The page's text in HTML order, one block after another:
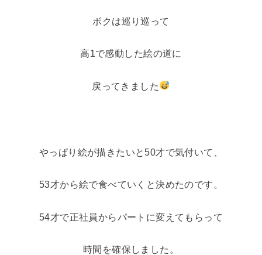
ボクは巡り巡って
高1で感動した絵の道に
戻ってきました
やっぱり絵が描きたいと50才で気付いて、
53才から絵で食べていくと決めたのです。
54才で正社員からパートに変えてもらって
時間を確保しました。